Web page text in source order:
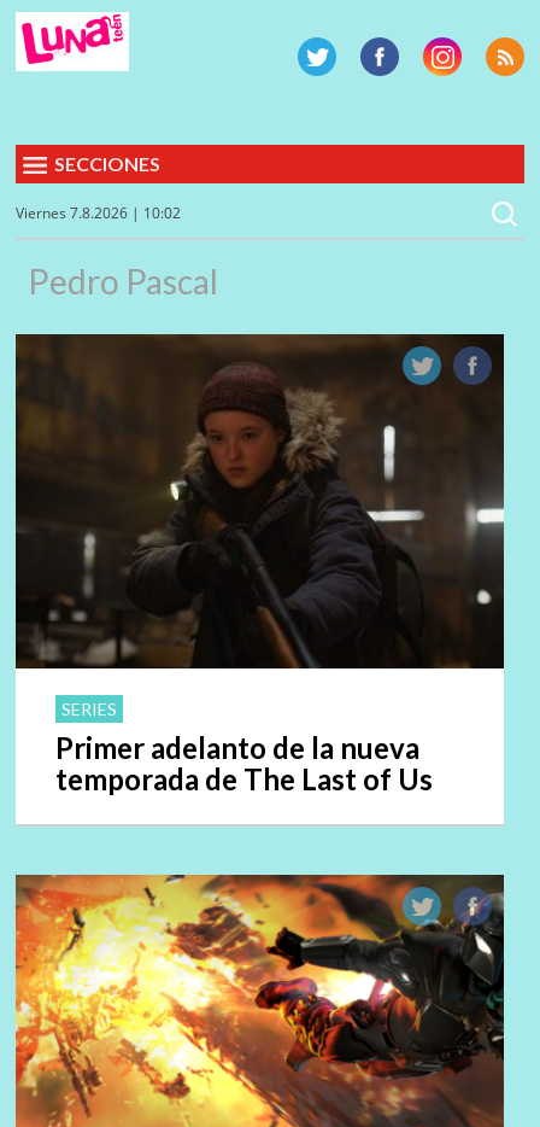
SECCIONES
Viernes 7.8.2026 | 10:02
Pedro Pascal
SERIES
Primer adelanto de la nueva
temporada de The Last of Us